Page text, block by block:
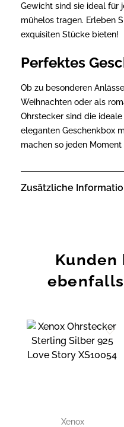
Gewicht sind sie ideal für
mühelos tragen. Erleben
exquisiten Stücke bieten!
Perfektes
Ob zu besonderen
Weihnachten oder als
Ohrstecker sind die
eleganten Geschenkbox
machen so jeden
Zusätzliche
Kunden
Wunschliste
Xenox